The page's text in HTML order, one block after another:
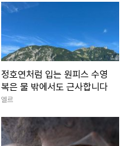
정호연처럼 입는 원피스 수영
복은 물 밖에서도 근사합니다
엘르